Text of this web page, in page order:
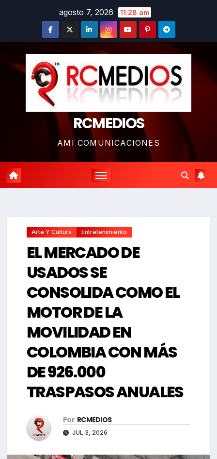
agosto 7, 2026 11:28 am
RCMEDIOS
AMI COMUNICACIONES
Arte Y Cultura Entretenimiento
EL MERCADO DE
USADOS SE
CONSOLIDA COMO EL
MOTOR DE LA
MOVILIDAD EN
COLOMBIA CON MÁS
DE 926.000
TRASPASOS ANUALES
Por RCMEDIOS
JUL 3, 2026